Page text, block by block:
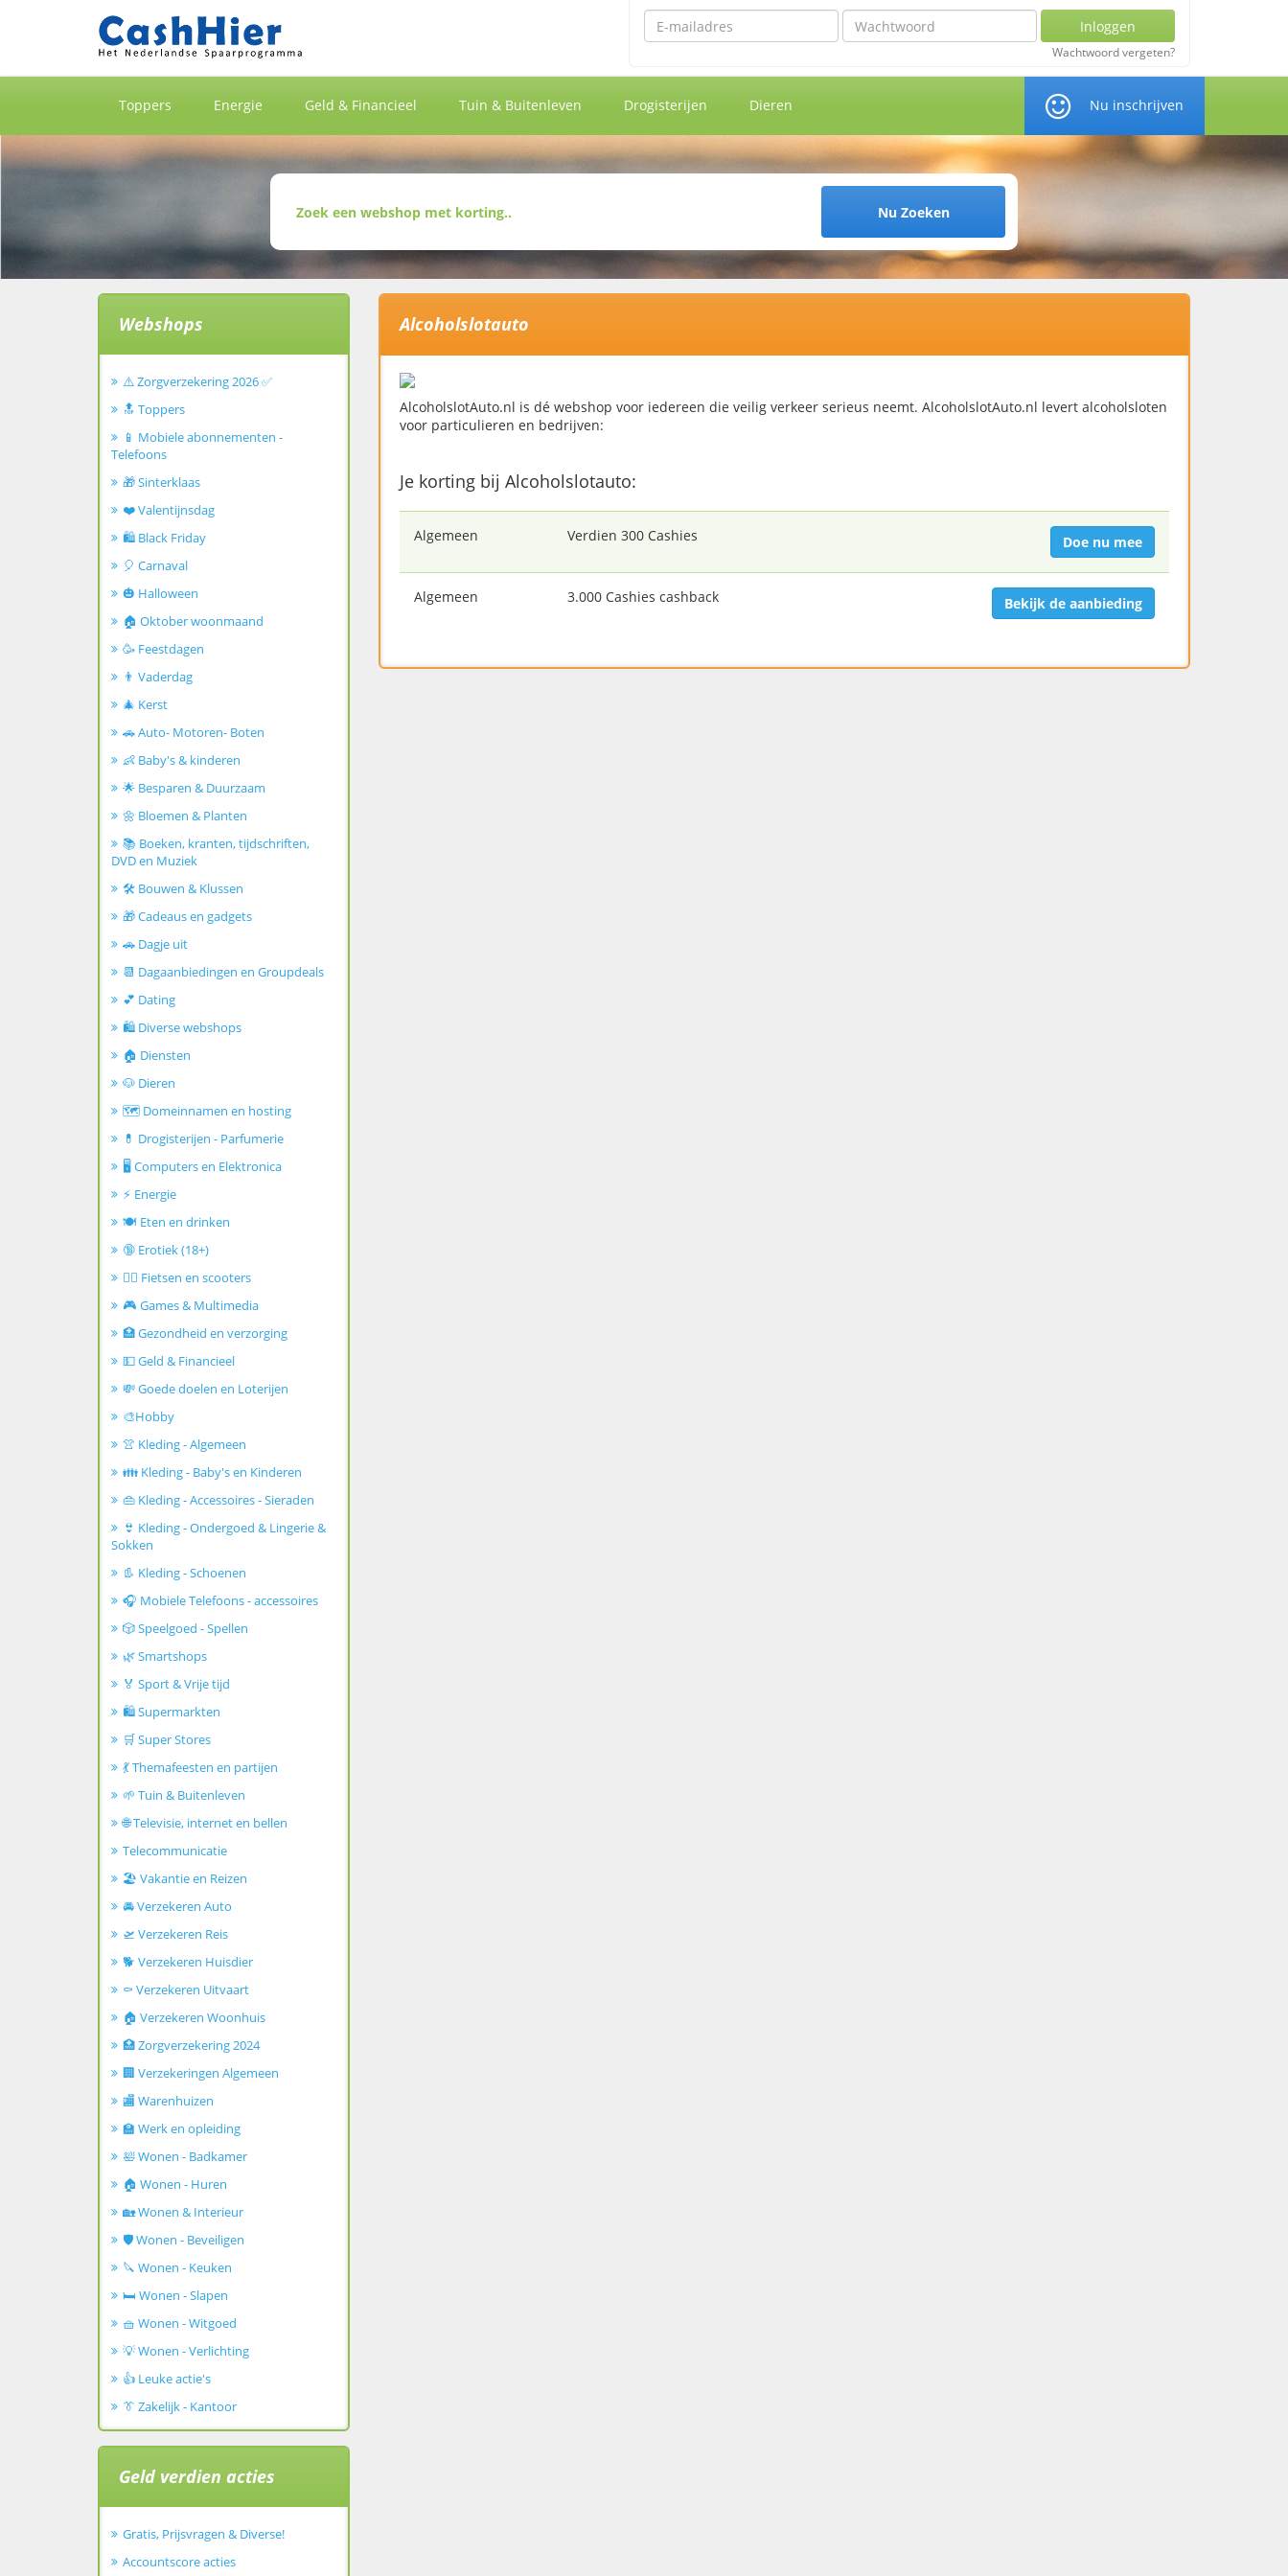
Emailadres Wachtwoord Inloggen
Wachtwoord vergeten?
Toppers Energie Geld & Financieel Tuin & Buitenleven Drogisterijen Dieren Nu inschrijven
Nu Zoeken
Alcoholslotauto
AlcoholslotAuto.nl is dé webshop voor iedereen die veilig verkeer serieus neemt. AlcoholslotAuto.nl levert alcoholsloten
voor particulieren en bedrijven:
Je korting bij Alcoholslotauto:
Algemeen Verdien 300 Cashies Doe nu mee
Algemeen 3.000 Cashies cashback Bekijk de aanbieding
Webshops
⚠️ Zorgverzekering 2026 ✅
🔝 Toppers
📱 Mobiele abonnementen -
Telefoons
🎁 Sinterklaas
❤️ Valentijnsdag
🛍️ Black Friday
🎈 Carnaval
🎃 Halloween
🏠 Oktober woonmaand
🥳 Feestdagen
👨 Vaderdag
🎄 Kerst
🚗 Auto- Motoren- Boten
👶 Baby's & kinderen
🌟 Besparen & Duurzaam
🌼 Bloemen & Planten
📚 Boeken, kranten, tijdschriften,
DVD en Muziek
🛠️ Bouwen & Klussen
🎁 Cadeaus en gadgets
🚗 Dagje uit
📆 Dagaanbiedingen en Groupdeals
💕 Dating
🛍️ Diverse webshops
🏠 Diensten
🐶 Dieren
🗺️ Domeinnamen en hosting
💊 Drogisterijen - Parfumerie
🖥️ Computers en Elektronica
⚡ Energie
🍽️ Eten en drinken
🔞 Erotiek (18+)
🚴‍♂️ Fietsen en scooters
🎮 Games & Multimedia
🏥 Gezondheid en verzorging
💵 Geld & Financieel
💸 Goede doelen en Loterijen
🎨Hobby
👚 Kleding - Algemeen
👪 Kleding - Baby's en Kinderen
👜 Kleding - Accessoires - Sieraden
👙 Kleding - Ondergoed & Lingerie &
Sokken
👢 Kleding - Schoenen
🎧 Mobiele Telefoons - accessoires
🎲 Speelgoed - Spellen
🌿 Smartshops
🏅 Sport & Vrije tijd
🛍️ Supermarkten
🛒 Super Stores
💃 Themafeesten en partijen
🌱 Tuin & Buitenleven
🌐 Televisie, internet en bellen
Telecommunicatie
🏖️ Vakantie en Reizen
🚘 Verzekeren Auto
🛫 Verzekeren Reis
🐕 Verzekeren Huisdier
⚰️ Verzekeren Uitvaart
🏠 Verzekeren Woonhuis
🏥 Zorgverzekering 2024
🏢 Verzekeringen Algemeen
🏬 Warenhuizen
🏫 Werk en opleiding
🛀 Wonen - Badkamer
🏠 Wonen - Huren
🏡 Wonen & Interieur
🛡️ Wonen - Beveiligen
🔪 Wonen - Keuken
🛏️ Wonen - Slapen
🧺 Wonen - Witgoed
💡 Wonen - Verlichting
👍 Leuke actie's
👔 Zakelijk - Kantoor
Geld verdien acties
Gratis, Prijsvragen & Diverse!
Accountscore acties